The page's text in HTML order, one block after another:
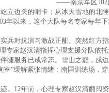
——南京军区102
立边关的哨卡；从冰天雪地的北
年以来，这个大队每名专家每年
兵对抗演习激战正酣。突然红方
专家赵汉清指挥心理支援分队依
随服务已成常态。雪山之巅，戍
室”缓解紧张情绪；南国训练场，
。12年前，心理专家赵汉清翻阅